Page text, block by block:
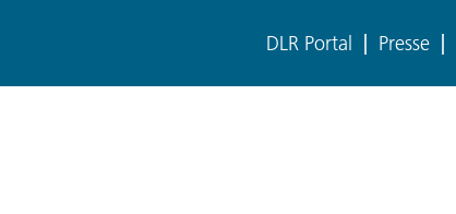
DLR Portal Presse